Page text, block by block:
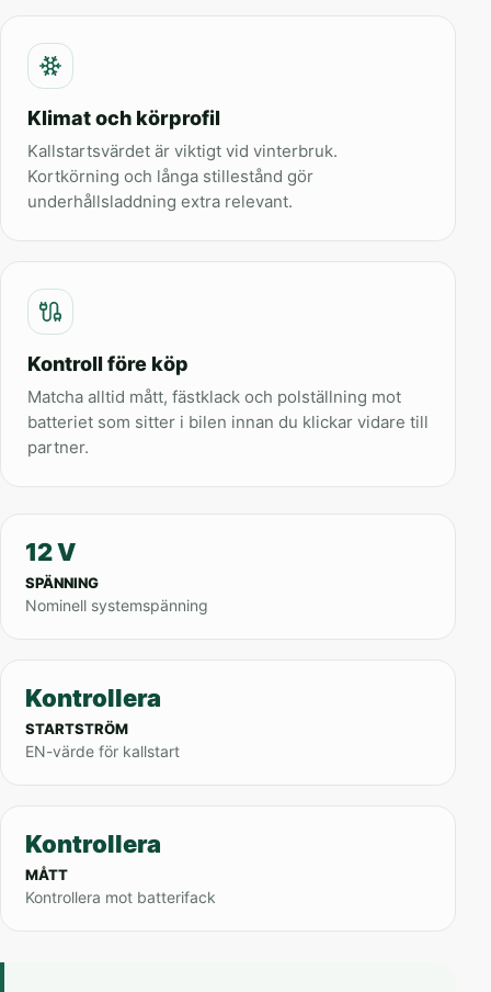
Klimat och körprofil
Kallstartsvärdet är viktigt vid vinterbruk.
Kortkörning och långa stillestånd gör
underhållsladdning extra relevant.
Kontroll före köp
Matcha alltid mått, fästklack och polställning mot
batteriet som sitter i bilen innan du klickar vidare till
partner.
12 V
SPÄNNING
Nominell systemspänning
Kontrollera
STARTSTRÖM
EN-värde för kallstart
Kontrollera
MÅTT
Kontrollera mot batterifack